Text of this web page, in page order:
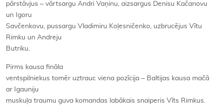
pārstāvjus – vārtsargu Andri Vaņinu, aizsargus Denisu Kačanovu
un Igoru
Savčenkovu, pussargu Vladimiru Koļesničenko, uzbrucējus Vītu
Rimku un Andreju
Butriku.
Pirms kausa fināla
ventspilniekus tomēr uztrauc viena pozīcija – Baltijas kausa mačā
ar Igauniju
muskuļa traumu guva komandas labākais snaiperis Vīts Rimkus.